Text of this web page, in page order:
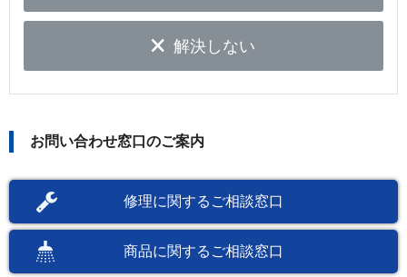
解決しない
お問い合わせ窓口のご案内
修理に関するご相談窓口
商品に関するご相談窓口